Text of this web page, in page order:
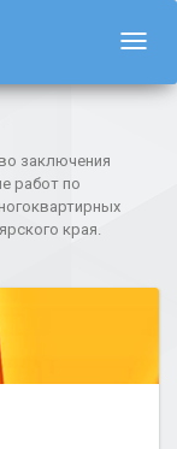
заключения
работ по
края.